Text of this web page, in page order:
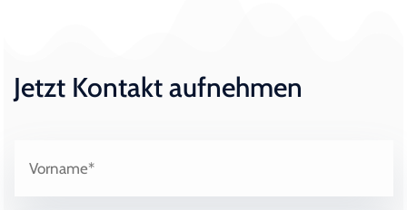
Jetzt Kontakt aufnehmen